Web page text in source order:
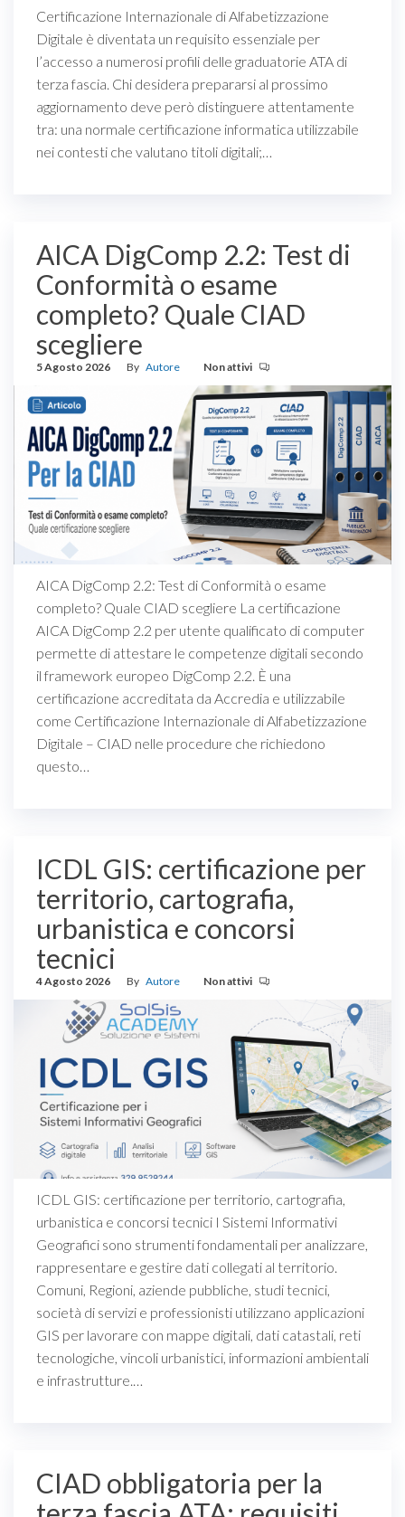
Certificazione Internazionale di Alfabetizzazione
Digitale è diventata un requisito essenziale per
l’accesso a numerosi profili delle graduatorie ATA di
terza fascia. Chi desidera prepararsi al prossimo
aggiornamento deve però distinguere attentamente
tra: una normale certificazione informatica utilizzabile
nei contesti che valutano titoli digitali;…
AICA DigComp 2.2: Test di
Conformità o esame
completo? Quale CIAD
scegliere
5 Agosto 2026 By Autore Non attivi
AICA DigComp 2.2: Test di Conformità o esame
completo? Quale CIAD scegliere La certificazione
AICA DigComp 2.2 per utente qualificato di computer
permette di attestare le competenze digitali secondo
il framework europeo DigComp 2.2. È una
certificazione accreditata da Accredia e utilizzabile
come Certificazione Internazionale di Alfabetizzazione
Digitale – CIAD nelle procedure che richiedono
questo…
ICDL GIS: certificazione per
territorio, cartografia,
urbanistica e concorsi
tecnici
4 Agosto 2026 By Autore Non attivi
ICDL GIS: certificazione per territorio, cartografia,
urbanistica e concorsi tecnici I Sistemi Informativi
Geografici sono strumenti fondamentali per analizzare,
rappresentare e gestire dati collegati al territorio.
Comuni, Regioni, aziende pubbliche, studi tecnici,
società di servizi e professionisti utilizzano applicazioni
GIS per lavorare con mappe digitali, dati catastali, reti
tecnologiche, vincoli urbanistici, informazioni ambientali
e infrastrutture.…
CIAD obbligatoria per la